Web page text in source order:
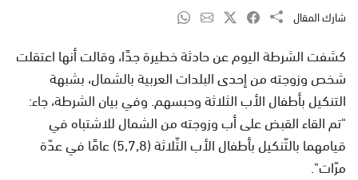
شارك المقال
كشفت الشرطة اليوم عن حادثة خطيرة جدًا، وقالت أنها اعتقلت
شخص وزوجته من إحدى البلدات العربية بالشمال، بشبهة
التنكيل بأطفال الأب الثلاثة وحبسهم. وفي بيان الشرطة، جاء:
"تم القاء القبض على أب وزوجته من الشمال للاشتباه في
قيامهما بالتّنكيل بأطفال الأب الثّلاثة (5,7,8) عامًا في عدّة
مرّات".